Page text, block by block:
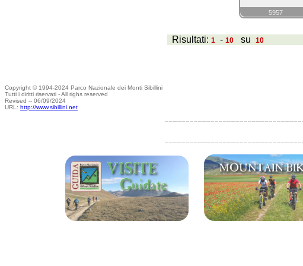
5957
Risultati: 1 - 10 su 10
Copyright © 1994-2024 Parco Nazionale dei Monti Sibillini
Tutti i diritti riservati - All righs reserved
Revised -- 06/09/2024
URL: http://www.sibillini.net